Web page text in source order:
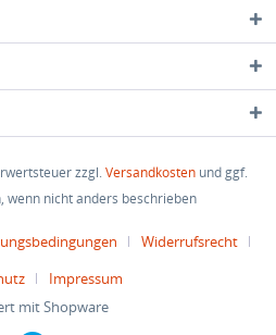
zzgl.Versandkosten und ggf.
wenn nicht anders beschrieben
Widerrufsrecht
Impressum
mit Shopware